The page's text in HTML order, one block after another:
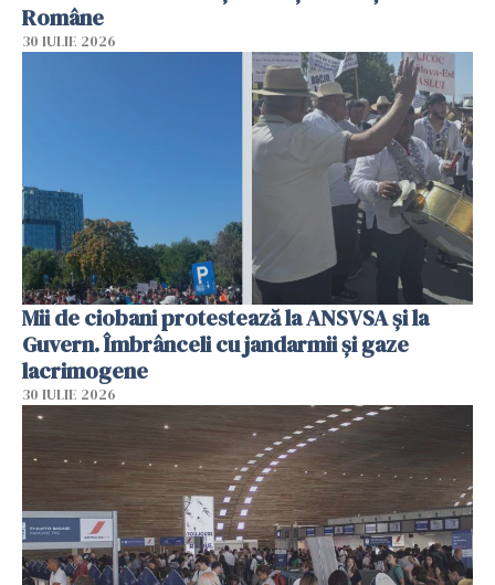
Române
30 IULIE 2026
Mii de ciobani protestează la ANSVSA și la
Guvern. Îmbrânceli cu jandarmii și gaze
lacrimogene
30 IULIE 2026